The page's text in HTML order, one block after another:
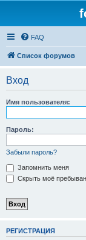
FAQ
Список форумов
Вход
Имя пользователя:
Пароль:
Забыли пароль?
Запомнить меня
Скрыть моё
РЕГИСТРАЦИЯ